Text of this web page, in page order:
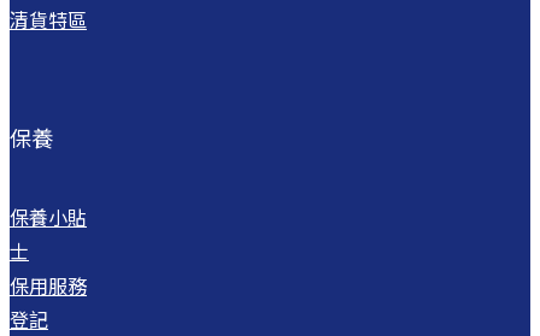
清貨特區
保養
保養小貼
士
保用服務
登記